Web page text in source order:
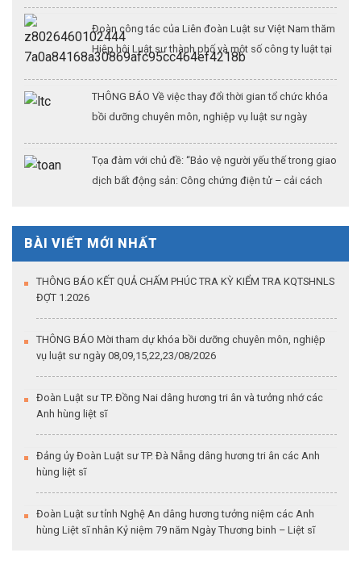
Đoàn công tác của Liên đoàn Luật sư Việt Nam thăm
Hiệp hội Luật sư thành phố và một số công ty luật tại
THÔNG BÁO Về việc thay đổi thời gian tổ chức khóa
bồi dưỡng chuyên môn, nghiệp vụ luật sư ngày
Tọa đàm với chủ đề: “Bảo vệ người yếu thế trong giao
dịch bất động sản: Công chứng điện tử – cải cách
BÀI VIẾT MỚI NHẤT
THÔNG BÁO KẾT QUẢ CHẤM PHÚC TRA KỲ KIỂM TRA KQTSHNLS
ĐỢT 1.2026
THÔNG BÁO Mời tham dự khóa bồi dưỡng chuyên môn, nghiệp
vụ luật sư ngày 08,09,15,22,23/08/2026
Đoàn Luật sư TP. Đồng Nai dâng hương tri ân và tưởng nhớ các
Anh hùng liệt sĩ
Đảng ủy Đoàn Luật sư TP. Đà Nẵng dâng hương tri ân các Anh
hùng liệt sĩ
Đoàn Luật sư tỉnh Nghệ An dâng hương tưởng niệm các Anh
hùng Liệt sĩ nhân Kỷ niệm 79 năm Ngày Thương binh – Liệt sĩ